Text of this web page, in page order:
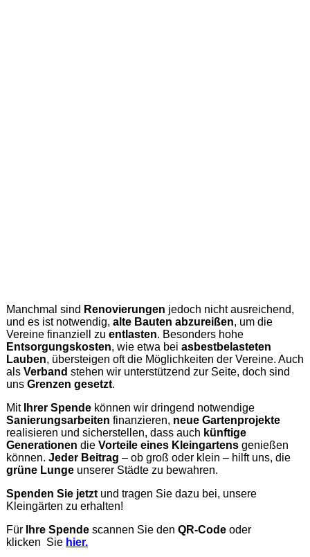
Manchmal sind Renovierungen jedoch nicht ausreichend,
und es ist notwendig, alte Bauten abzureißen, um die
Vereine finanziell zu entlasten. Besonders hohe
Entsorgungskosten, wie etwa bei asbestbelasteten
Lauben, übersteigen oft die Möglichkeiten der Vereine. Auch
als Verband stehen wir unterstützend zur Seite, doch sind
uns Grenzen gesetzt.
Mit Ihrer Spendekönnen wir dringend notwendige
Sanierungsarbeiten finanzieren, neue Gartenprojekte
realisieren und sicherstellen, dass auch künftige
Generationen die Vorteile eines Kleingartensgenießen
können. Jeder Beitrag – ob groß oder klein – hilft uns, die
grüne Lungeunserer Städte zu bewahren.
Spenden Sie jetztund tragen Sie dazu bei, unsere
Kleingärten zu erhalten!
Für
Ihre Spendescannen Sie den QR-Codeoder
klicken Sie hier.